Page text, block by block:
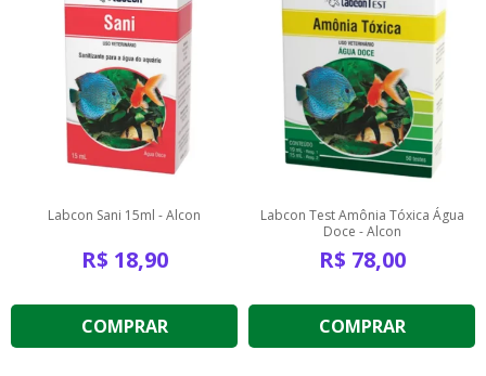
Labcon Sani 15ml - Alcon
R$ 18,90
COMPRAR
Labcon Test Amônia Tóxica Água
Doce - Alcon
R$ 78,00
COMPRAR